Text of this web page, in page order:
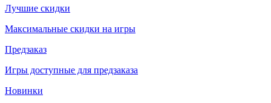
Лучшие скидки
Максимальные скидки на игры
Предзаказ
Игры доступные для предзаказа
Новинки